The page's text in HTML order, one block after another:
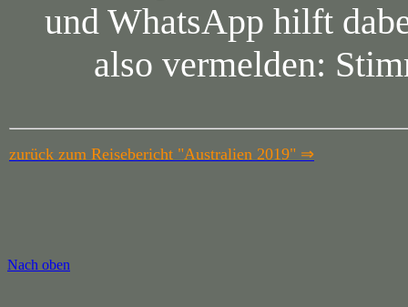
und WhatsApp hilft
also vermelden:
zurück zum Reisebericht "Australien 2019" ⇒
Nach oben